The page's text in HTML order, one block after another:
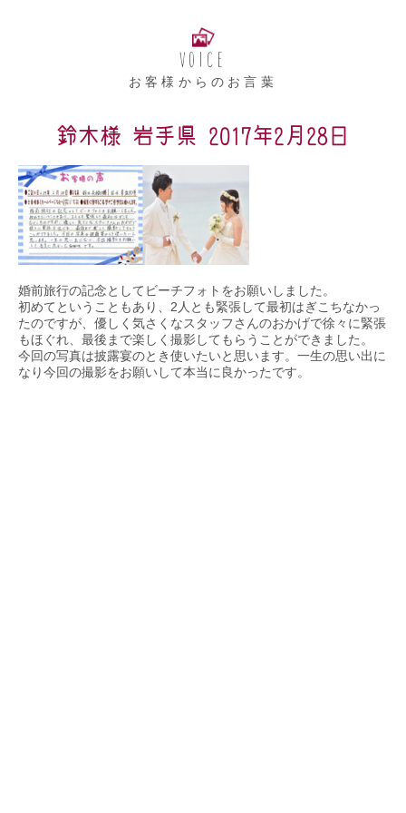
VOICE
お客様からのお言葉
鈴木様 岩手県 2017年2月28日
婚前旅行の記念としてビーチフォトをお願いしました。
初めてということもあり、2人とも緊張して最初はぎこちなかっ
たのですが、優しく気さくなスタッフさんのおかげで徐々に緊張
もほぐれ、最後まで楽しく撮影してもらうことができました。
今回の写真は披露宴のとき使いたいと思います。一生の思い出に
なり今回の撮影をお願いして本当に良かったです。